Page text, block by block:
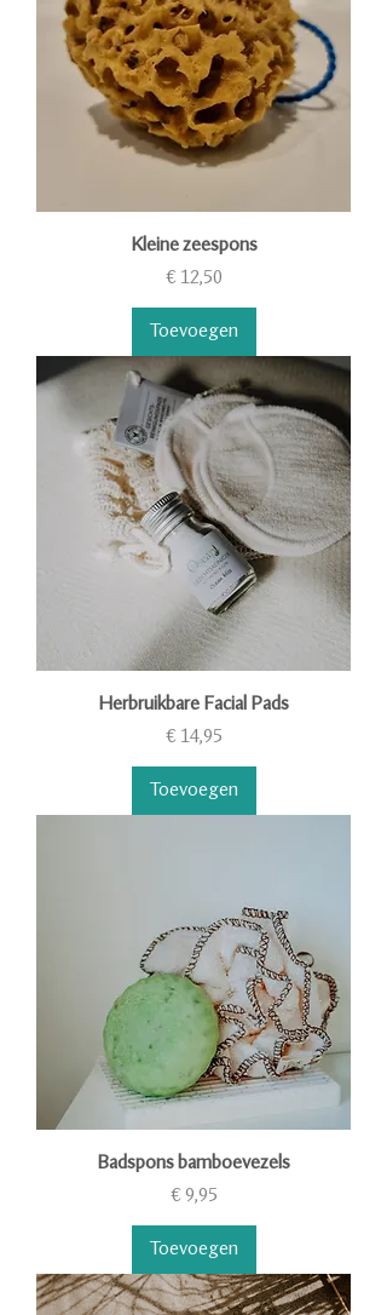
Kleine zeespons
Prijs
€ 12,50
Toevoegen
Herbruikbare Facial Pads
Prijs
€ 14,95
Toevoegen
Badspons bamboevezels
Prijs
€ 9,95
Toevoegen